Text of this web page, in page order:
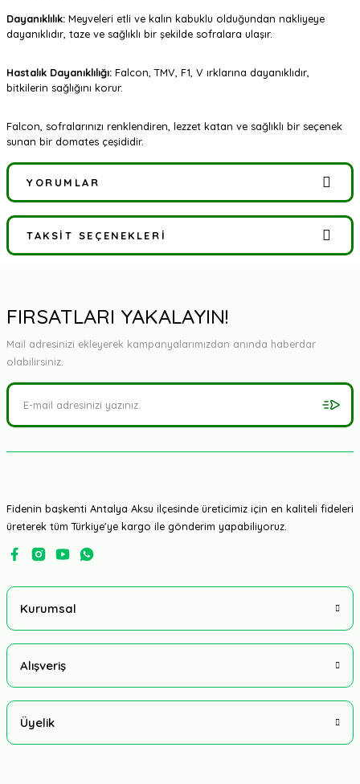
Dayanıklılık: Meyveleri etli ve kalın kabuklu olduğundan nakliyeye
dayanıklıdır, taze ve sağlıklı bir şekilde sofralara ulaşır.
Hastalık Dayanıklılığı: Falcon, TMV, F1, V ırklarına dayanıklıdır,
bitkilerin sağlığını korur.
Falcon, sofralarınızı renklendiren, lezzet katan ve sağlıklı bir seçenek
sunan bir domates çeşididir.
YORUMLAR
Bu ürüne ilk yorumu siz yapın!
TAKSIT SEÇENEKLERI
FIRSATLARI YAKALAYIN!
Mail adresinizi ekleyerek kampanyalarımızdan anında haberdar
olabilirsiniz.
Fidenin başkenti Antalya Aksu ilçesinde üreticimiz için en kaliteli fideleri
üreterek tüm Türkiye'ye kargo ile gönderim yapabiliyoruz.
Kurumsal
Alışveriş
Üyelik